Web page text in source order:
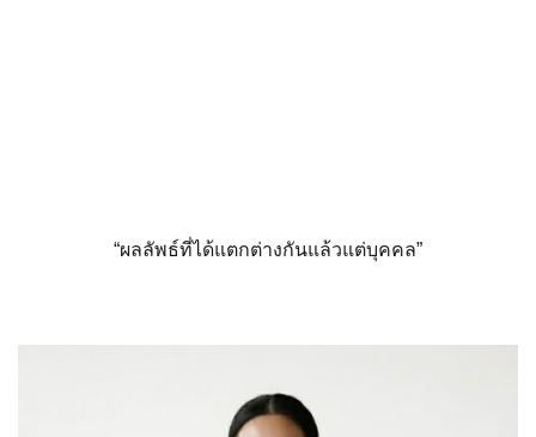
“ผลลัพธ์ที่ได้แตกต่างกันแล้วแต่บุคคล”